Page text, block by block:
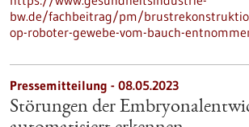
bw.de/fachbeitrag/pm/
op-roboter-gewebe-vom-bauch-
Pressemitteilung - 08.05.2023
Störungen der